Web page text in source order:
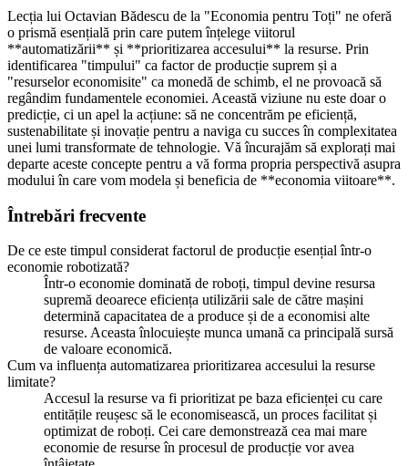
Lecția lui Octavian Bădescu de la "Economia pentru Toți" ne oferă
o prismă esențială prin care putem înțelege viitorul
**automatizării** și **prioritizarea accesului** la resurse. Prin
identificarea "timpului" ca factor de producție suprem și a
"resurselor economisite" ca monedă de schimb, el ne provoacă să
regândim fundamentele economiei. Această viziune nu este doar o
predicție, ci un apel la acțiune: să ne concentrăm pe eficiență,
sustenabilitate și inovație pentru a naviga cu succes în complexitatea
unei lumi transformate de tehnologie. Vă încurajăm să explorați mai
departe aceste concepte pentru a vă forma propria perspectivă asupra
modului în care vom modela și beneficia de **economia viitoare**.
Întrebări frecvente
De ce este timpul considerat factorul de producție esențial într-o
economie robotizată?
Într-o economie dominată de roboți, timpul devine resursa
supremă deoarece eficiența utilizării sale de către mașini
determină capacitatea de a produce și de a economisi alte
resurse. Aceasta înlocuiește munca umană ca principală sursă
de valoare economică.
Cum va influența automatizarea prioritizarea accesului la resurse
limitate?
Accesul la resurse va fi prioritizat pe baza eficienței cu care
entitățile reușesc să le economisească, un proces facilitat și
optimizat de roboți. Cei care demonstrează cea mai mare
economie de resurse în procesul de producție vor avea